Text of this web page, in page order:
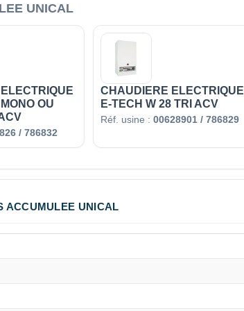
UNICAL
OU
/ 786832
CHAUDIERE ELECTRIQUE
E-TECH W 28 TRI ACV
Réf. usine : 00628901 / 786829
ACCUMULEE UNICAL